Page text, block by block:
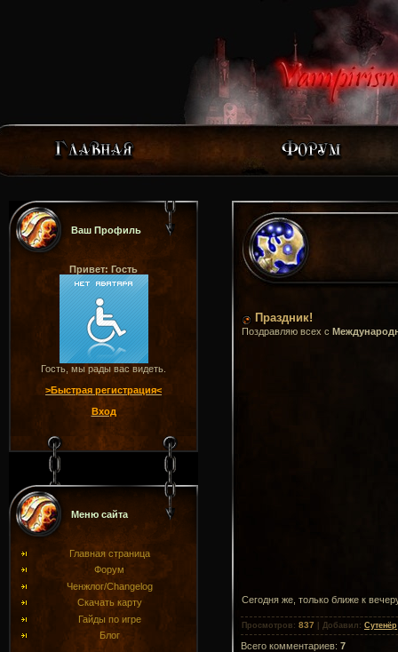
Ваш Профиль
Привет: Гость
Гость, мы рады вас видеть.
>Быстрая регистрация<
Вход
Меню сайта
Главная страница
Форум
Ченжлог/Changelog
Скачать карту
Гайды по игре
Блог
Праздник!
Поздравляю всех с
Сегодня же, только ближе к
Просмотров : 837 Добавил : Сутенёр
Всего комментариев: 7